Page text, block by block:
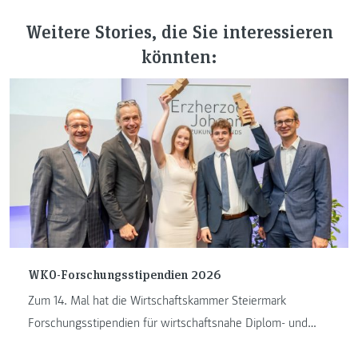
Weitere Stories, die Sie interessieren
könnten:
WKO-Forschungsstipendien 2026
Zum 14. Mal hat die Wirtschaftskammer Steiermark
Forschungsstipendien für wirtschaftsnahe Diplom- und